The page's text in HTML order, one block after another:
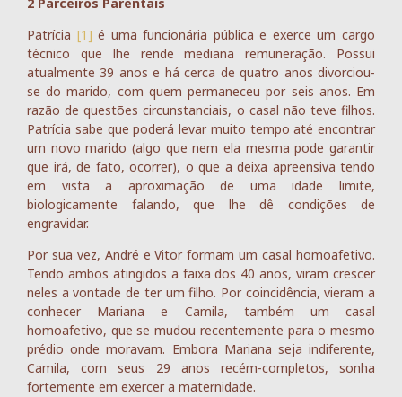
Patrícia [1] é uma funcionária pública e exerce um cargo
técnico que lhe rende mediana remuneração. Possui
atualmente 39 anos e há cerca de quatro anos divorciou-
se do marido, com quem permaneceu por seis anos. Em
razão de questões circunstanciais, o casal não teve filhos.
Patrícia sabe que poderá levar muito tempo até encontrar
um novo marido (algo que nem ela mesma pode garantir
que irá, de fato, ocorrer), o que a deixa apreensiva tendo
em vista a aproximação de uma idade limite,
biologicamente falando, que lhe dê condições de
engravidar.
Por sua vez, André e Vitor formam um casal homoafetivo.
Tendo ambos atingidos a faixa dos 40 anos, viram crescer
neles a vontade de ter um filho. Por coincidência, vieram a
conhecer Mariana e Camila, também um casal
homoafetivo, que se mudou recentemente para o mesmo
prédio onde moravam. Embora Mariana seja indiferente,
Camila, com seus 29 anos recém-completos, sonha
fortemente em exercer a maternidade.